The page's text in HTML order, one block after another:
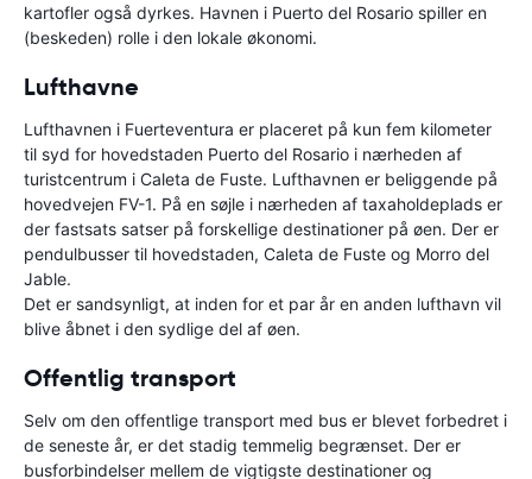
kartofler også dyrkes. Havnen i Puerto del Rosario spiller en
(beskeden) rolle i den lokale økonomi.
Lufthavne
Lufthavnen i Fuerteventura er placeret på kun fem kilometer
til syd for hovedstaden Puerto del Rosario i nærheden af
turistcentrum i Caleta de Fuste. Lufthavnen er beliggende på
hovedvejen FV-1. På en søjle i nærheden af taxaholdeplads er
der fastsats satser på forskellige destinationer på øen. Der er
pendulbusser til hovedstaden, Caleta de Fuste og Morro del
Jable.
Det er sandsynligt, at inden for et par år en anden lufthavn vil
blive åbnet i den sydlige del af øen.
Offentlig transport
Selv om den offentlige transport med bus er blevet forbedret i
de seneste år, er det stadig temmelig begrænset. Der er
busforbindelser mellem de vigtigste destinationer og